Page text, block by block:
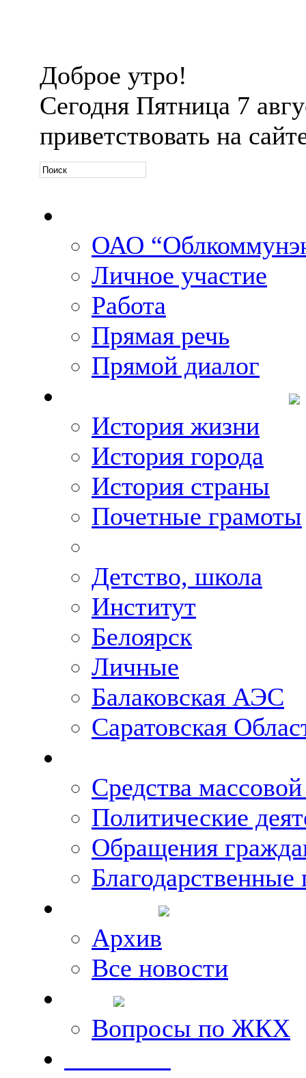
Доброе утро!
Сегодня Пятница 7
приветствовать на
ОАО
Личное участие
Работа
Прямая речь
Прямой диалог
История жизни
История города
История страны
Почетные грамоты
Детство, школа
Институт
Белоярск
Личные
Балаковская АЭС
Саратовская
Средства
Политические
Обращения
Благодарственные
Архив
Все новости
Вопросы по ЖКХ